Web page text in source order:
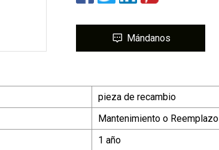
Mándanos
pieza de recambio
Mantenimiento o Reemplazo
1 año